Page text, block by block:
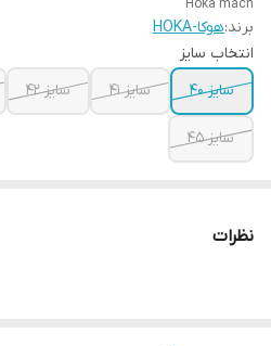
Hoka mach
برند:هوکا-HOKA
انتخاب سایز
سایز ۴۰
سایز ۴۱ سایز ۴۲
سایز ۴۵
نظرات